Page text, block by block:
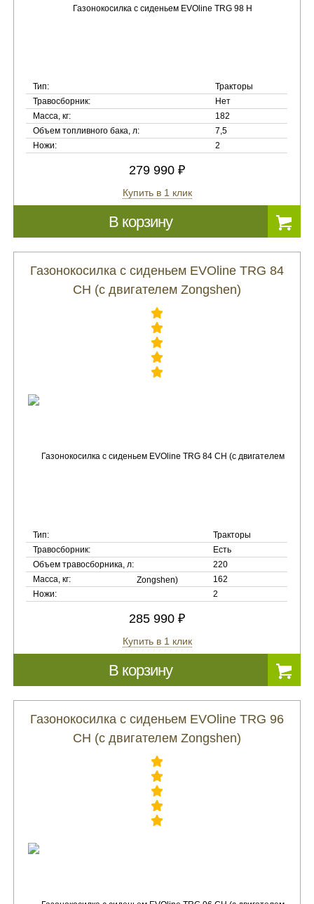
Тип:
Тракторы
Травосборник:
Нет
Масса, кг:
182
Объем топливного бака, л:
7,5
Ножи:
2
279 990 ₽
Купить в 1 клик
В корзину
Газонокосилка с сиденьем EVOline TRG 84
CH (с двигателем Zongshen)
Тип:
Тракторы
Травосборник:
Есть
Объем травосборника, л:
220
Масса, кг:
162
Ножи:
2
285 990 ₽
Купить в 1 клик
В корзину
Газонокосилка с сиденьем EVOline TRG 96
CH (с двигателем Zongshen)